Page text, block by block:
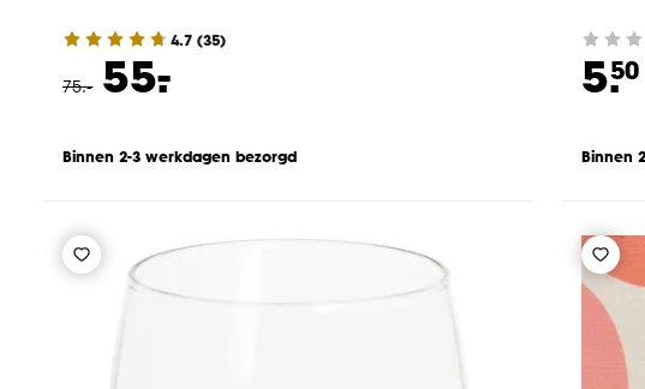
4.7 (35)
75.- 55.
-
Binnen 2-3 werkdagen bezorgd
5.50
Binnen